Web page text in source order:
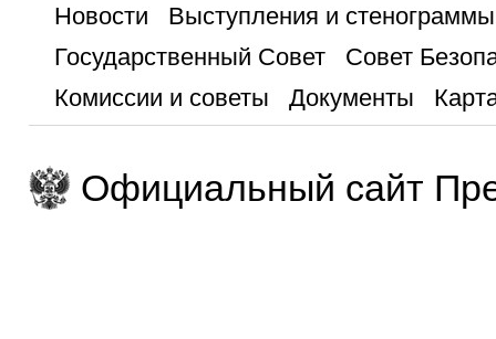
Новости
Выступления и стенограммы
Государственный Совет
Совет
Комиссии и советы
Документы
Официальный сайт